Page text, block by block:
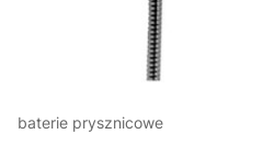
baterie prysznicowe